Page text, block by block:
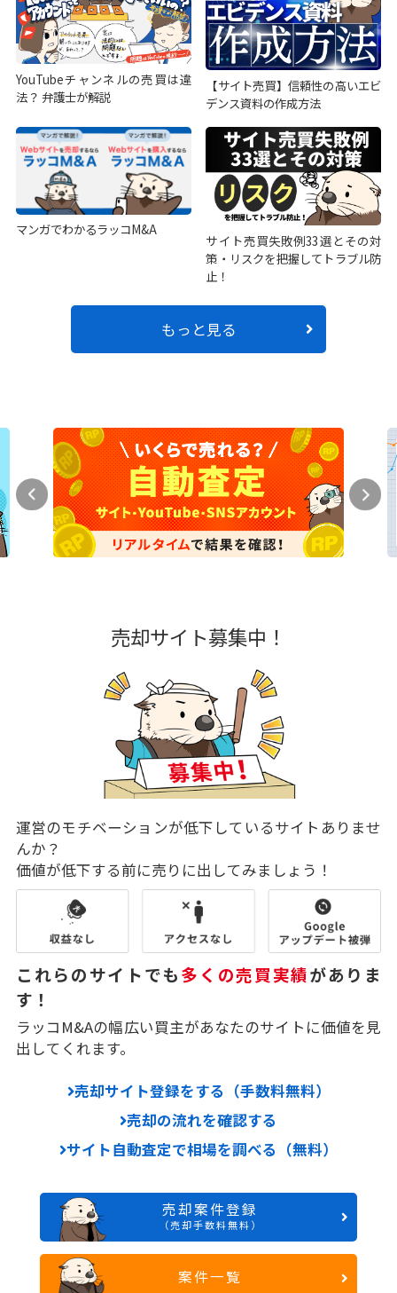
YouTubeチャンネルの売買は違
法？ 弁護士が解説
【サイト売買】信頼性の高いエビ
デンス資料の作成方法
マンガでわかるラッコM&A
サイト売買失敗例33選とその対
策・リスクを把握してトラブル防
止！
もっと見る
売却サイト募集中！
運営のモチベーションが低下しているサイトありませ
んか？
価値が低下する前に売りに出してみましょう！
これらのサイトでも多くの売買実績がありま
す！
ラッコM&Aの幅広い買主があなたのサイトに価値を見
出してくれます。
売却サイト登録をする（手数料無料）
売却の流れを確認する
サイト自動査定で相場を調べる（無料）
売却案件登録
（売却手数料無料）
案件一覧